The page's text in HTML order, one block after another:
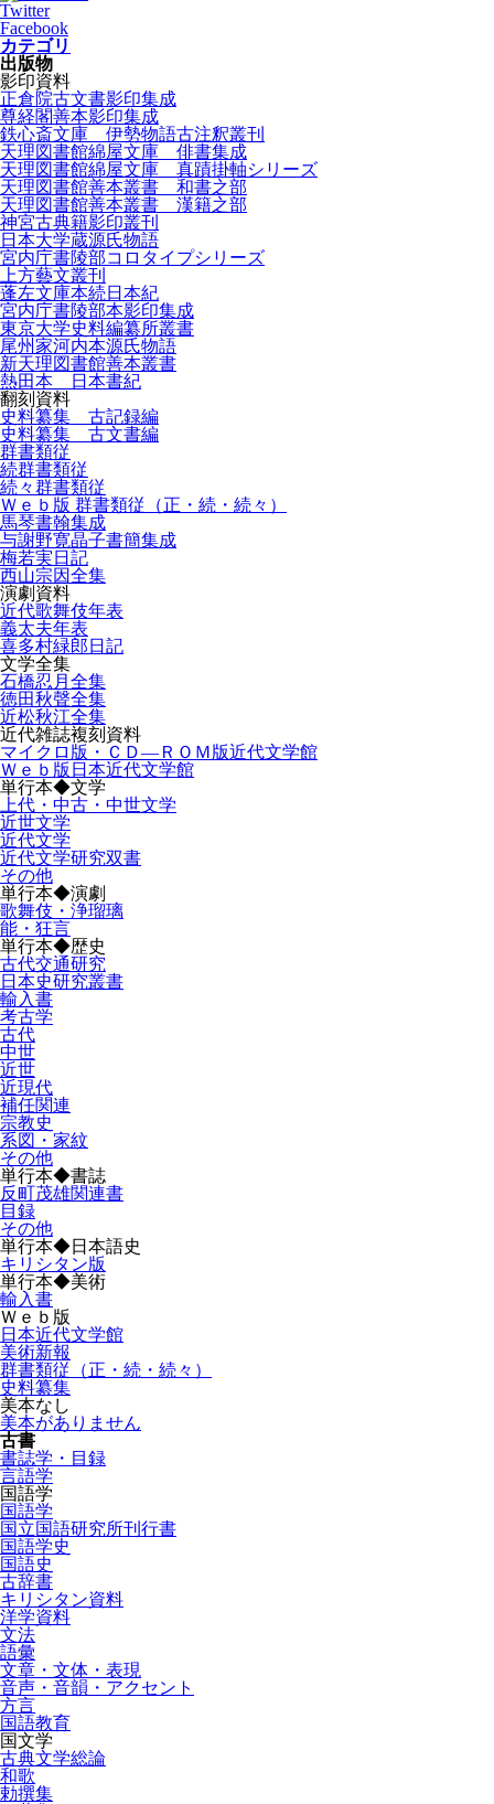
Twitter
Facebook
カテゴリ
出版物
影印資料
正倉院古文書影印集成
尊経閣善本影印集成
鉄心斎文庫 伊勢物語古注釈叢刊
天理図書館綿屋文庫 俳書集成
天理図書館綿屋文庫 真蹟掛軸シリーズ
天理図書館善本叢書 和書之部
天理図書館善本叢書 漢籍之部
神宮古典籍影印叢刊
日本大学蔵源氏物語
宮内庁書陵部コロタイプシリーズ
上方藝文叢刊
蓬左文庫本続日本紀
宮内庁書陵部本影印集成
東京大学史料編纂所叢書
尾州家河内本源氏物語
新天理図書館善本叢書
熱田本 日本書紀
翻刻資料
史料纂集 古記録編
史料纂集 古文書編
群書類従
続群書類従
続々群書類従
Ｗｅｂ版 群書類従（正・続・続々）
馬琴書翰集成
与謝野寛晶子書簡集成
梅若実日記
西山宗因全集
演劇資料
近代歌舞伎年表
義太夫年表
喜多村緑郎日記
文学全集
石橋忍月全集
徳田秋聲全集
近松秋江全集
近代雑誌複刻資料
マイクロ版・ＣＤ―ＲＯＭ版近代文学館
Ｗｅｂ版日本近代文学館
単行本◆文学
上代・中古・中世文学
近世文学
近代文学
近代文学研究双書
その他
単行本◆演劇
歌舞伎・浄瑠璃
能・狂言
単行本◆歴史
古代交通研究
日本史研究叢書
輸入書
考古学
古代
中世
近世
近現代
補任関連
宗教史
系図・家紋
その他
単行本◆書誌
反町茂雄関連書
目録
その他
単行本◆日本語史
キリシタン版
単行本◆美術
輸入書
Ｗｅｂ版
日本近代文学館
美術新報
群書類従（正・続・続々）
史料纂集
美本なし
美本がありません
古書
書誌学・目録
言語学
国語学
国語学
国立国語研究所刊行書
国語学史
国語史
古辞書
キリシタン資料
洋学資料
文法
語彙
文章・文体・表現
音声・音韻・アクセント
方言
国語教育
国文学
古典文学総論
和歌
勅撰集